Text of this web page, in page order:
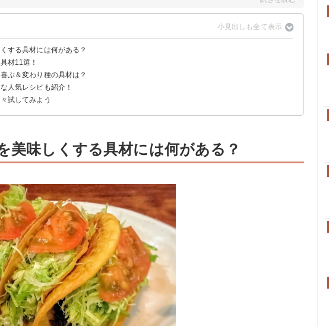
する具材には何がある？
はチリコンカン・サルサソース・サラダ
材11選！
ぶ＆変わり種の具材は？
ぶ具材
の具材
人気レシピも紹介！
ーヤ
試してみよう
美味しくする具材には何がある？